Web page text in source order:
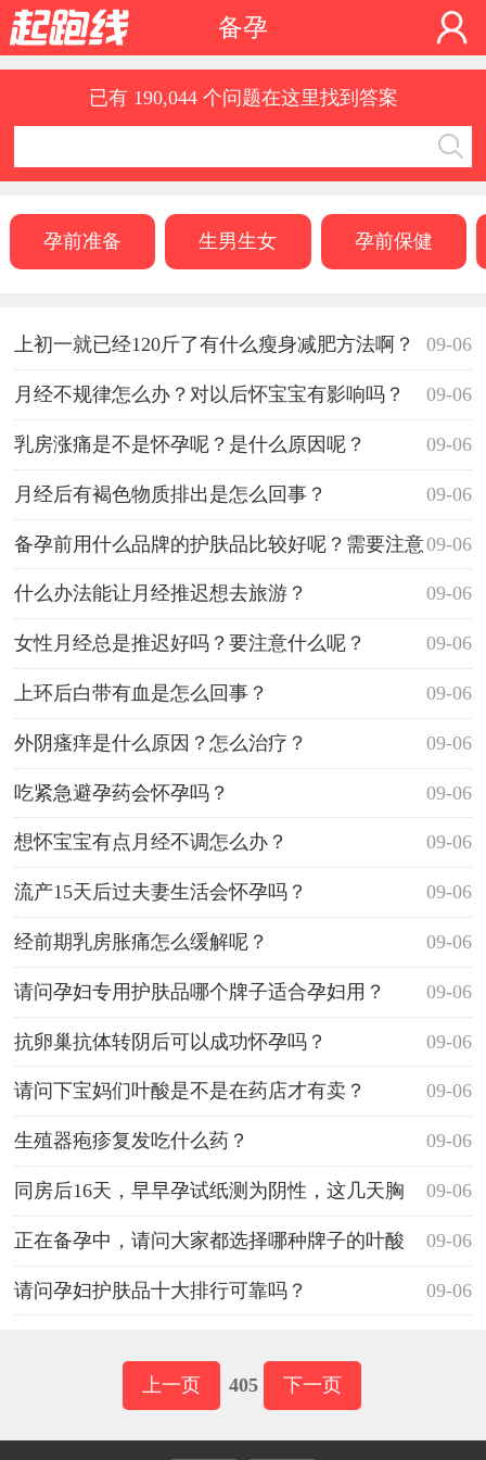
备孕
已有 190,044 个问题在这里找到答案
孕前准备 生男生女 孕前保健
09-06
上初一就已经120斤了有什么瘦身减肥方法啊？
09-06
月经不规律怎么办？对以后怀宝宝有影响吗？
09-06
乳房涨痛是不是怀孕呢？是什么原因呢？
09-06
月经后有褐色物质排出是怎么回事？
09-06
备孕前用什么品牌的护肤品比较好呢？需要注意
什么？ 09-06
什么办法能让月经推迟想去旅游？
09-06
女性月经总是推迟好吗？要注意什么呢？
09-06
上环后白带有血是怎么回事？
09-06
外阴瘙痒是什么原因？怎么治疗？
09-06
吃紧急避孕药会怀孕吗？
09-06
想怀宝宝有点月经不调怎么办？
09-06
流产15天后过夫妻生活会怀孕吗？
09-06
经前期乳房胀痛怎么缓解呢？
09-06
请问孕妇专用护肤品哪个牌子适合孕妇用？
09-06
抗卵巢抗体转阴后可以成功怀孕吗？
09-06
请问下宝妈们叶酸是不是在药店才有卖？
09-06
生殖器疱疹复发吃什么药？
09-06
同房后16天，早早孕试纸测为阴性，这几天胸
痛，怎么回事 09-06
正在备孕中，请问大家都选择哪种牌子的叶酸
啊？ 09-06
请问孕妇护肤品十大排行可靠吗？
上一页 405 下一页